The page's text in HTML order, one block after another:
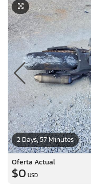
2 Days, 57 Minutes
Oferta Actual
$0 USD